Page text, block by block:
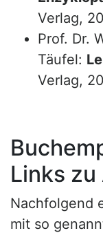
Verlag,
Prof. Dr.
Täufel:
Verlag,
Links zu
Nachfolgend
mit so